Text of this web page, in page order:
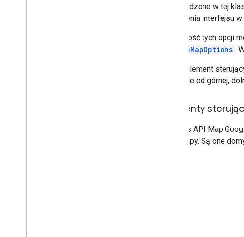
wprowadzone w tej
Ustawienia interfejsu w
Większość tych opcji
GoogleMapOptions .
Każdy element
sterujące od górnej,
Elementy
Interfejs API Map
rogu mapy. Są one